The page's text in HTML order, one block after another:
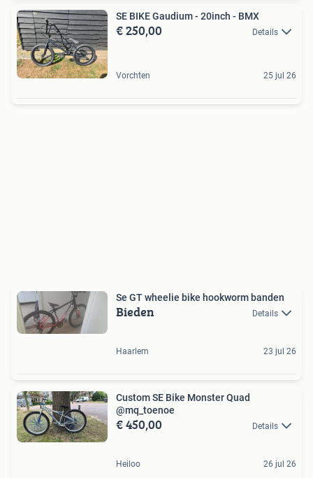
SE BIKE Gaudium - 20inch - BMX
€ 250,00 Details
Vorchten 25 jul 26
Se GT wheelie bike hookworm banden
Bieden Details
Haarlem 23 jul 26
Custom SE Bike Monster Quad
@mq_toenoe
€ 450,00 Details
Heiloo 26 jul 26